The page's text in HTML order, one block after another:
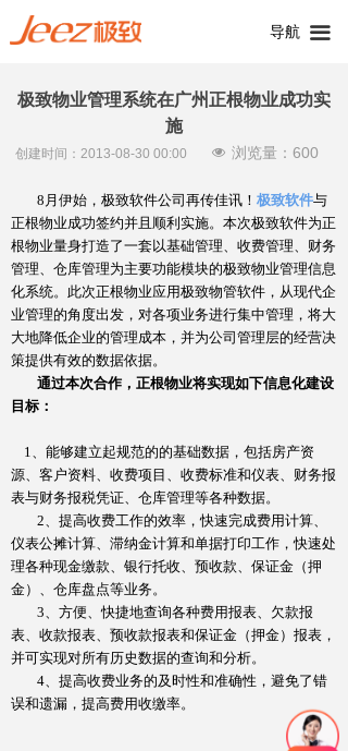
导航 끀
极致物业管理系统在广州正根物业成功实
施
8 月伊始，极致软件公司再传佳讯！ 极致软件与
正根物业成功签约并且顺利实施。本次极致软件为正
根物业量身打造了一套以基础管理、收费管理、财务
管理、仓库管理为主要功能模块的极致物业管理信息
化系统。此次正根物业应用极致物管软件，从现代企
业管理的角度出发，对各项业务进行集中管理，将大
大地降低企业的管理成本，并为公司管理层的经营决
策提供有效的数据依据。
通过本次合作，正根物业将实现如下信息化建设
目标：
1、能够建立起规范的的基础数据，包括房产资
源、客户资料、收费项目、收费标准和仪表、财务报
表与财务报税凭证、仓库管理等各种数据。
2、提高收费工作的效率，快速完成费用计算、
仪表公摊计算、滞纳金计算和单据打印工作，快速处
理各种现金缴款、银行托收、预收款、保证金（押
金）、仓库盘点等业务。
3、方便、快捷地查询各种费用报表、欠款报
表、收款报表、预收款报表和保证金（押金）报表，
并可实现对所有历史数据的查询和分析。
4、提高收费业务的及时性和准确性，避免了错
误和遗漏，提高费用收缴率。
创建时间： 2013-08-30 00:00 넶 浏览量： 600